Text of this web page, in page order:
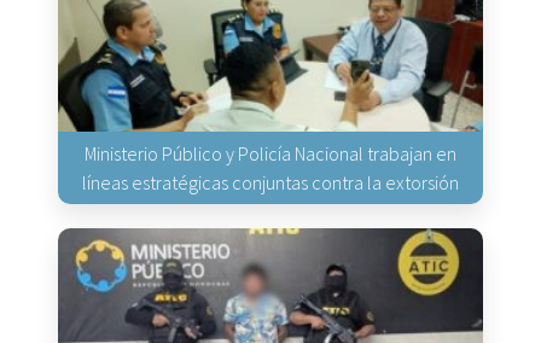
Ministerio Público y Policía Nacional trabajan en
líneas estratégicas conjuntas contra la extorsión